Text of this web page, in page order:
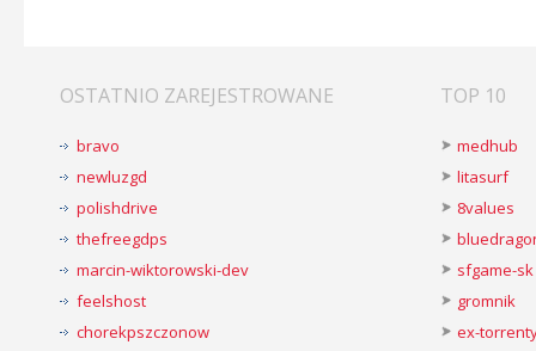
OSTATNIO ZAREJESTROWANE
bravo
newluzgd
polishdrive
thefreegdps
marcin-wiktorowski-dev
feelshost
chorekpszczonow
TOP 10
medhub
litasurf
8values
sfgame-sk
gromnik
ex-